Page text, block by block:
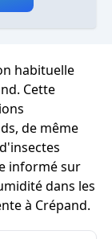
habituelle
Cette
de même
informé sur
dans les
à Crépand.